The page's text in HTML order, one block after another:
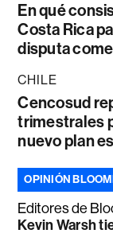
En qué
Costa Rica
disputa
CHILE
Cencosud
trimestrales
nuevo plan
OPINIÓN
Editores de
Kevin Warsh